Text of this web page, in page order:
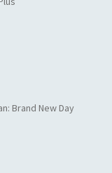
Brand New Day